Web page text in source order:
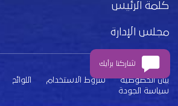
كلمة الرئيس
مجلس الإدارة
بيان الخصوصية شروط الاستخدام اللوائح
سياسة الجودة
شاركنا برأيك